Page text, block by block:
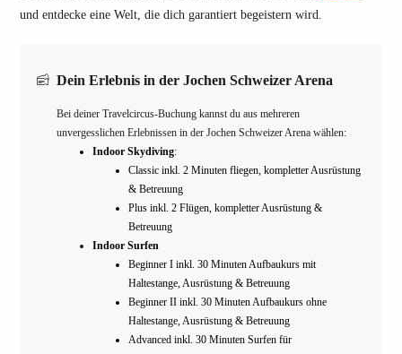
und entdecke eine Welt, die dich garantiert begeistern wird.
Dein Erlebnis in der Jochen Schweizer Arena
Bei deiner Travelcircus-Buchung kannst du aus mehreren
unvergesslichen Erlebnissen in der Jochen Schweizer Arena wählen:
Indoor Skydiving:
Classic inkl. 2 Minuten fliegen, kompletter Ausrüstung
& Betreuung
Plus inkl. 2 Flügen, kompletter Ausrüstung &
Betreuung
Indoor Surfen
Beginner I inkl. 30 Minuten Aufbaukurs mit
Haltestange, Ausrüstung & Betreuung
Beginner II inkl. 30 Minuten Aufbaukurs ohne
Haltestange, Ausrüstung & Betreuung
Advanced inkl. 30 Minuten Surfen für